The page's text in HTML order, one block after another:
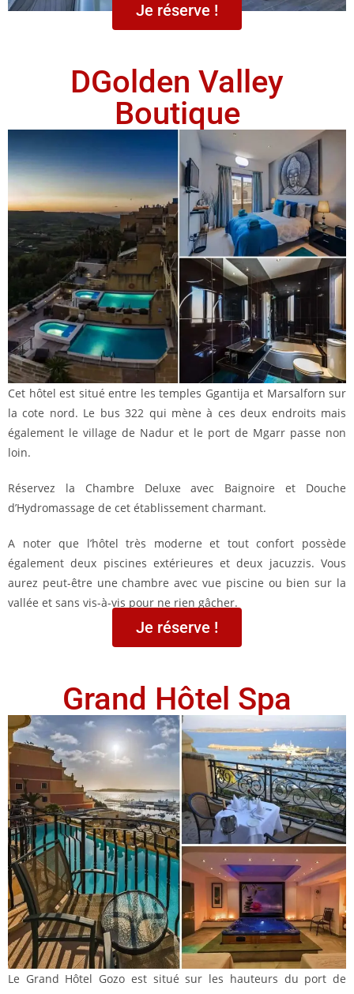
Je réserve !
DGolden Valley
Boutique
Cet hôtel est situé entre les temples Ggantija et Marsalforn sur
la cote nord. Le bus 322 qui mène à ces deux endroits mais
également le village de Nadur et le port de Mgarr passe non
loin.
Réservez la Chambre Deluxe avec Baignoire et Douche
d’Hydromassage de cet établissement charmant.
A noter que l’hôtel très moderne et tout confort possède
également deux piscines extérieures et deux jacuzzis. Vous
aurez peut-être une chambre avec vue piscine ou bien sur la
vallée et sans vis-à-vis pour ne rien gâcher.
Je réserve !
Grand Hôtel Spa
Le Grand Hôtel Gozo est situé sur les hauteurs du port de